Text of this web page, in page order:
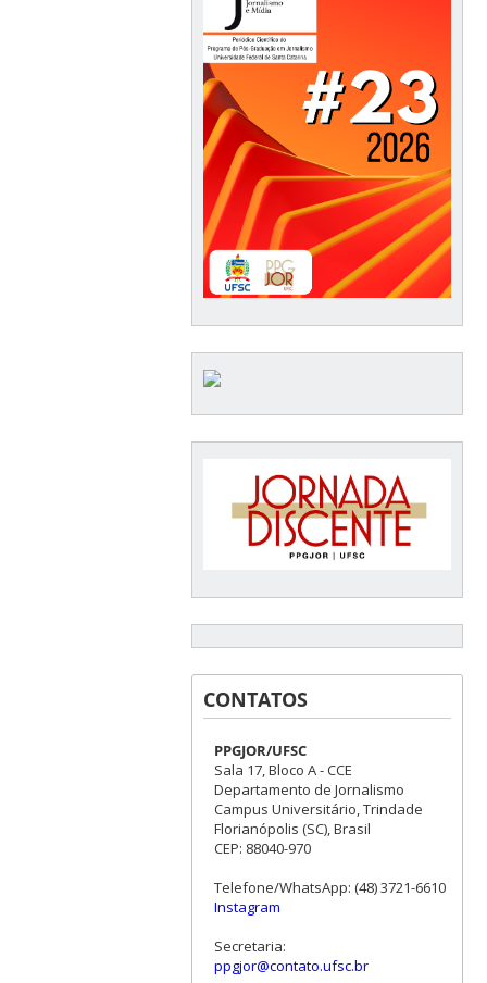
CONTATOS
PPGJOR/UFSC
Sala 17, Bloco A - CCE
Departamento de Jornalismo
Campus Universitário, Trindade
Florianópolis (SC), Brasil
CEP: 88040-970
Telefone/WhatsApp: (48) 3721-6610
Instagram
Secretaria:
ppgjor@contato.ufsc.br